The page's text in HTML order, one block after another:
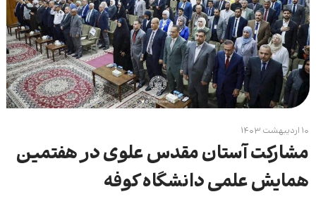
۱۰ اردیبهشت ۱۴۰۳
مشارکت آستان مقدس علوی در هفتمین
همایش علمی دانشگاه کوفه